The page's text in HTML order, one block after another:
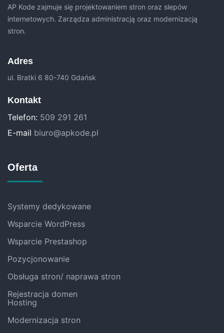
AP Kode zajmuje się projektowaniem stron oraz slepów
internetowych. Zarządza administracją oraz modernizacją
stron.
Adres
ul. Bratki 6 80-740 Gdańsk
Kontakt
Telefon: 509 291 261
E-mail biuro@apkode.pl
Oferta
Systemy dedykowane
Wsparcie WordPress
Wsparcie Prestashop
Pozycjonowanie
Obsługa stron/ naprawa stron
Rejestracja domen
Hosting
Modernizacja stron